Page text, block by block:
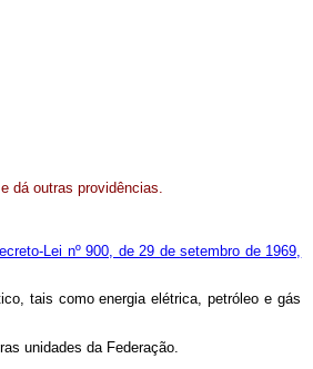
dá outras providências.
Lei nº 900, de 29 de setembro de 1969,
tais como energia elétrica, petróleo e gás
unidades da Federação.